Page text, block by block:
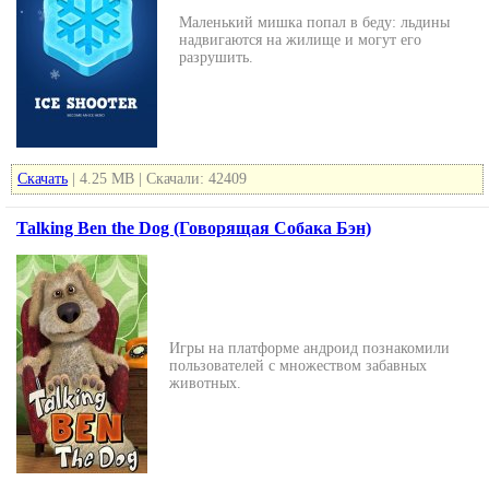
Маленький мишка попал в беду: льдины
надвигаются на жилище и могут его
разрушить.
Скачать | 4.25 MB | Скачали: 42409
Talking Ben the Dog (Говорящая Собака Бэн)
Игры на платформе андроид познакомили
пользователей с множеством забавных
животных.